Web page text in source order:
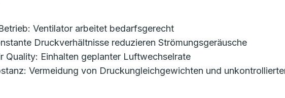
Ventilator arbeitet bedarfsgerecht
Druckverhältnisse reduzieren Strömungsgeräusche
Quality: Einhalten geplanter Luftwechselrate
Vermeidung von Druckungleichgewichten und